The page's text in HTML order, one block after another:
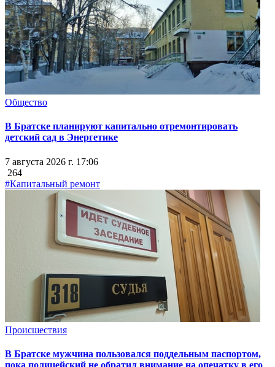
Общество
В Братске планируют капитально отремонтировать
детский сад в Энергетике
7 августа 2026 г. 17:06
264
#Капитальный ремонт
Происшествия
В Братске мужчина пользовался поддельным паспортом,
пока полицейский не обратил внимание на опечатку в его